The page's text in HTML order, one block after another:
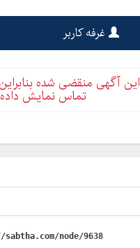
غرفه کاربر
این آگهی منقضی شده
تماس نمایش